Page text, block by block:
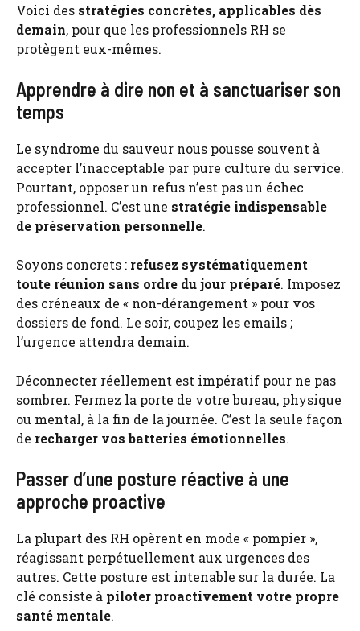
Voici des stratégies concrètes, applicables dès
demain, pour que les professionnels RH se
protègent eux-mêmes.
Apprendre à dire non et à sanctuariser son
temps
Le syndrome du sauveur nous pousse souvent à
accepter l’inacceptable par pure culture du service.
Pourtant, opposer un refus n’est pas un échec
professionnel. C’est une stratégie indispensable
de préservation personnelle.
Soyons concrets : refusez systématiquement
toute réunion sans ordre du jour préparé. Imposez
des créneaux de « non-dérangement » pour vos
dossiers de fond. Le soir, coupez les emails ;
l’urgence attendra demain.
Déconnecter réellement est impératif pour ne pas
sombrer. Fermez la porte de votre bureau, physique
ou mental, à la fin de la journée. C’est la seule façon
de recharger vos batteries émotionnelles.
Passer d’une posture réactive à une
approche proactive
La plupart des RH opèrent en mode « pompier »,
réagissant perpétuellement aux urgences des
autres. Cette posture est intenable sur la durée. La
clé consiste à piloter proactivement votre propre
santé mentale.